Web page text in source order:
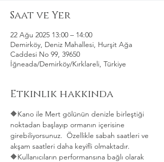
Saat ve Yer
22 Ağu 2025 13:00 – 14:00
Demirköy, Deniz Mahallesi, Hurşit Ağa
Caddesi No 99, 39650
İğneada/Demirköy/Kırklareli, Türkiye
Etkinlik hakkında
🔶Kano ile Mert gölünün denizle birleştiği
noktadan başlayıp ormanın içerisine
girebiliyorsunuz.  Özellikle sabah saatleri ve
akşam saatleri daha keyifli olmaktadır.
🔶Kullanıcıların performansına bağlı olarak